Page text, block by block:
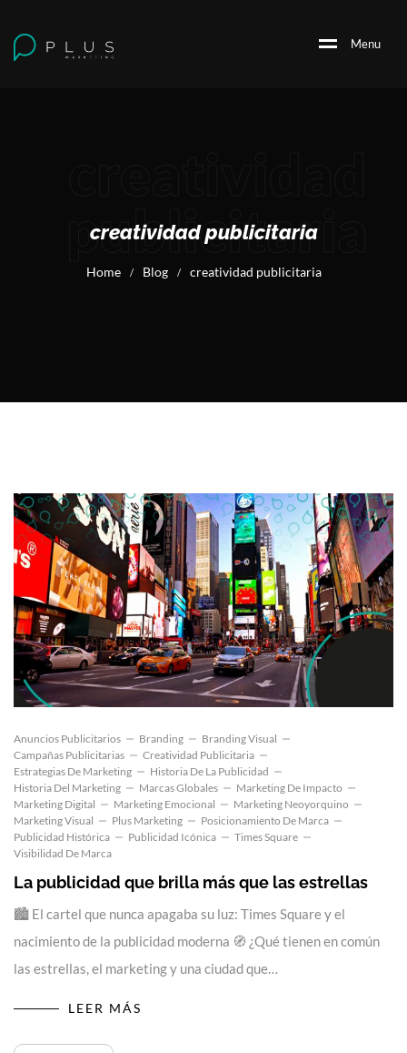
Menu
publicitaria
creatividad publicitaria
Home / Blog / creatividad publicitaria
Anuncios Publicitarios Branding
Branding Visual
Campañas Publicitarias
Creatividad Publicitaria
Estrategias De Marketing
Historia De La Publicidad
Historia Del Marketing
Marcas Globales
Marketing De Impacto
Marketing Digital
Marketing Emocional
Marketing Neoyorquino
Marketing Visual
Plus Marketing
Posicionamiento De Marca
Publicidad Histórica
Publicidad Icónica
Times Square
Visibilidad De Marca
La publicidad que brilla más que las estrellas
🏙️ El cartel que nunca apagaba su luz: Times Square y el
nacimiento de la publicidad moderna 🧭 ¿Qué tienen en común
las estrellas, el marketing y una ciudad que…
LEER MÁS